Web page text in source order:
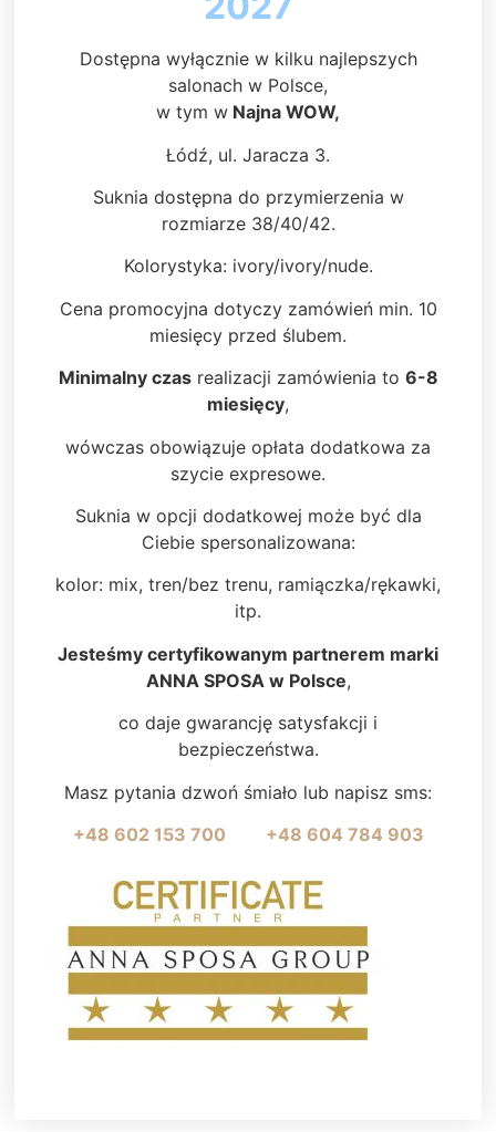
Dostępna wyłącznie w kilku najlepszych
salonach w Polsce,
w tym w Najna WOW,
Łódź, ul. Jaracza 3.
Suknia dostępna do przymierzenia w
rozmiarze 38/40/42.
Kolorystyka: ivory/ivory/nude.
Cena promocyjna dotyczy zamówień min. 10
miesięcy przed ślubem.
Minimalny czasrealizacji zamówienia to 6-8
miesięcy,
wówczas obowiązuje opłata dodatkowa za
szycie expresowe.
Suknia w opcji dodatkowej może być dla
Ciebie spersonalizowana:
kolor: mix, tren/bez trenu, ramiączka/rękawki,
itp.
Jesteśmy certyfikowanym partnerem marki
ANNA SPOSA w Polsce,
co daje gwarancję satysfakcji i
bezpieczeństwa.
Masz pytania dzwoń śmiało lub napisz sms:
+48 602 153 700
+48 604 784 903